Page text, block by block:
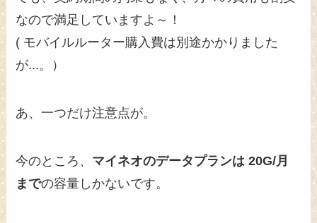
なので満足していますよ～！
( モバイルルーター購入費は別途かかりました
が...。）
あ、一つだけ注意点が。
今のところ、 マイネオのデータプランは 20G/月
までの容量しかないです。